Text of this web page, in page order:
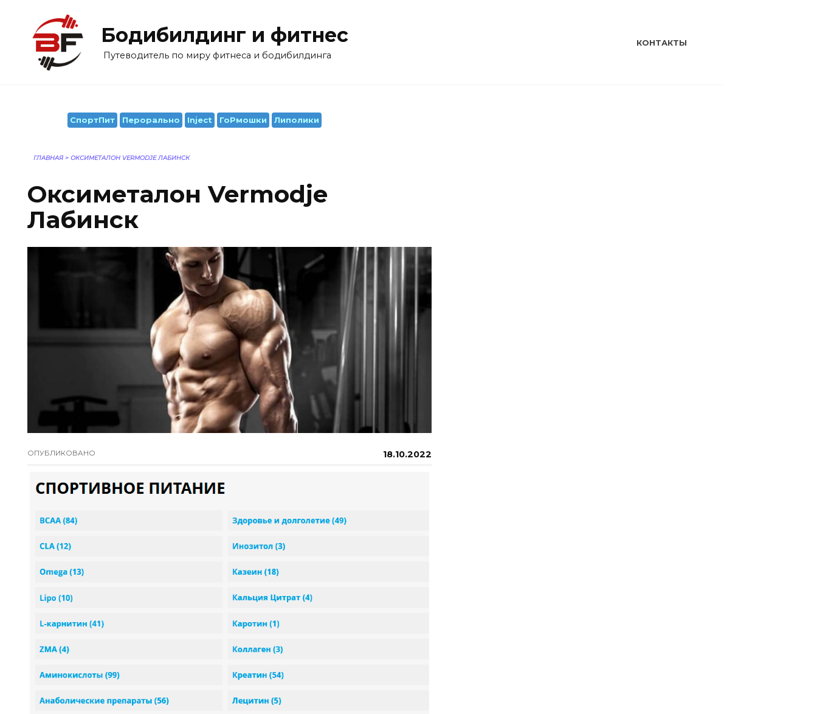
содержанию
Бодибилдинг и фитнес
Путеводитель по миру фитнеса и бодибилдинга
КОНТАКТЫ
СпортПит Перорально Inject ГоРмошки Липолики
ГЛАВНАЯ > ОКСИМЕТАЛОН VERMODJE ЛАБИНСК
Оксиметалон Vermodje
Лабинск
ОПУБЛИКОВАНО 18.10.2022